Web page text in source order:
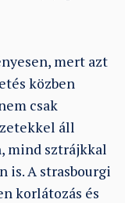
mert azt
közben
csak
áll
mind sztrájkkal
is. A strasbourgi
korlátozás és